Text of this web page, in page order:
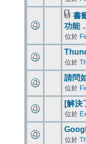
書
功能．
位於
位於
請問
位於
[解決
位於
位於